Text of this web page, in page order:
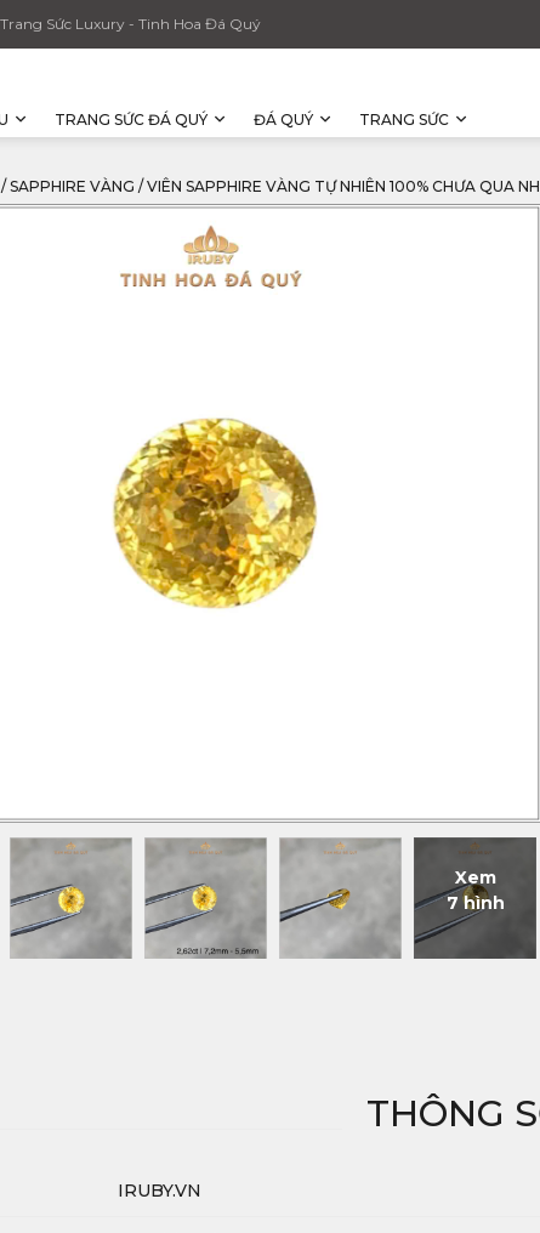
Sức Luxury - Tinh Hoa Đá Quý
TRANG SỨC ĐÁ QUÝ ĐÁ QUÝ TRANG SỨC
/ SAPPHIRE VÀNG / VIÊN SAPPHIRE VÀNG TỰ NHIÊN 100% CHƯA QUA
Xem
7 hình
THÔNG
IRUBY.VN